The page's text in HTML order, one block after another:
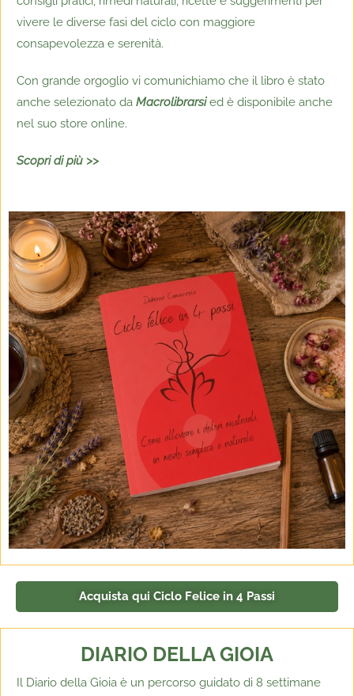
vivere le diverse fasi del ciclo con maggiore
consapevolezza e serenità.
Con grande orgoglio vi comunichiamo che il libro è stato
anche selezionato da Macrolibrarsi ed è disponibile anche
nel suo store online.
Scopri di più >>
Acquista qui Ciclo Felice in 4 Passi
DIARIO DELLA GIOIA
Il Diario della Gioia è un percorso guidato di 8 settimane